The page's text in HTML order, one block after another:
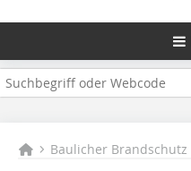
Baulicher Brandschutz